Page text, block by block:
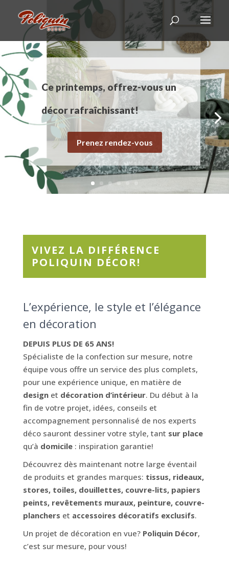
Ce printemps, offrez-vous un
décor rafraîchissant!
Prenez rendez-vous
VIVEZ LA DIFFÉRENCE
POLIQUIN DÉCOR!
L’expérience, le style et l’élégance
en décoration
DEPUIS PLUS DE 65 ANS!
Spécialiste de la confection sur mesure, notre
équipe vous offre un service des plus complets,
pour une expérience unique, en matière de
design et décoration d’intérieur. Du début à la
fin de votre projet, idées, conseils et
accompagnement personnalisé de nos experts
déco sauront dessiner votre style, tant sur place
qu’à domicile : inspiration garantie!
Découvrez dès maintenant notre large éventail
de produits et grandes marques: tissus, rideaux,
stores, toiles, douillettes, couvre-lits, papiers
peints, revêtements muraux, peinture, couvre-
planchers et accessoires décoratifs exclusifs.
Un projet de décoration en vue? Poliquin Décor,
c’est sur mesure, pour vous!